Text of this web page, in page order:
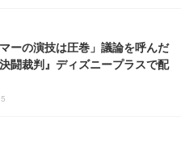
ーの演技は圧巻」議論を呼んだ
闘裁判』ディズニープラスで配